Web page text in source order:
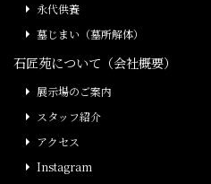
永代供養
墓じまい（墓所解体）
石匠苑について（会社概要）
展示場のご案内
スタッフ紹介
アクセス
Instagram